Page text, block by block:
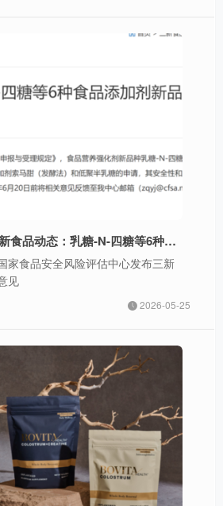
法规动态｜520三新食品动态：乳糖-N-四糖等6种添加剂新品种征求意见
家食品安全风险评估中心发布三新
见
2026-05-25